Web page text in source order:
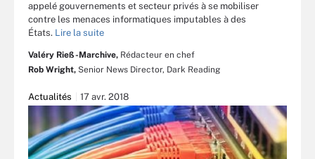
appelé gouvernements et secteur privés à se mobiliser
contre les menaces informatiques imputables à des
États. Lire la suite
Valéry Rieß-Marchive, Rédacteur en chef
Rob Wright, Senior News Director, Dark Reading
Actualités 17 avr. 2018